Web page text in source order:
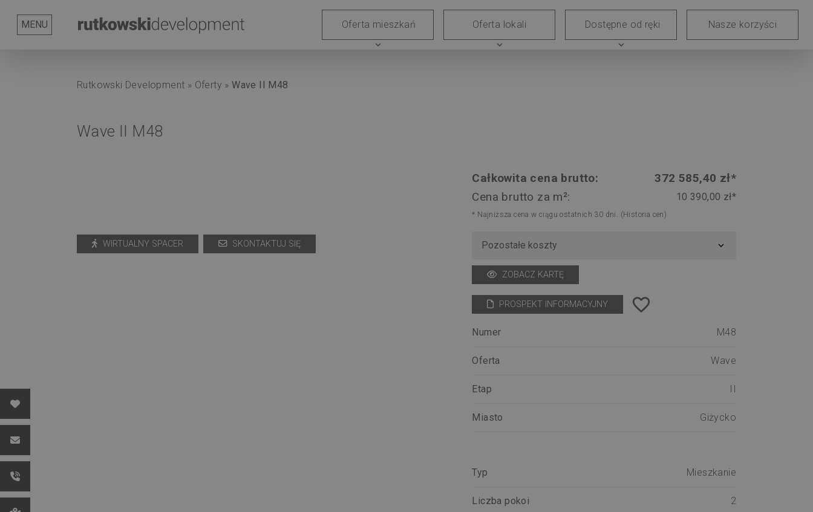
MENU
Serwis
O
nas
Nasze
korzyści
Rutkowski
Group
Kontakt Aktualności
Generalne
Współpraca
Kariera
Relacje
Blog
Oferta mieszkań
expand_more
Oferta lokali
expand_more
Dostępne od ręki
expand_more
Nasze korzyści
Rutkowski Development » Oferty »Wave II M48
Wave II M48
WIRTUALNY SPACER SKONTAKTUJ SIĘ
Całkowita cena brutto:
372 585,40 zł*
Cena brutto za m²:
10 390,00 zł*
* Najniższa cena w ciągu ostatnich 30 dni. (Historia cen)
Pozostałe koszty expand_more
ZOBACZ KARTĘ
PROSPEKT INFORMACYJNY favorite_border
Numer M48
Oferta Wave
Etap
Miasto Giżycko
Typ Mieszkanie
Liczba pokoi 2